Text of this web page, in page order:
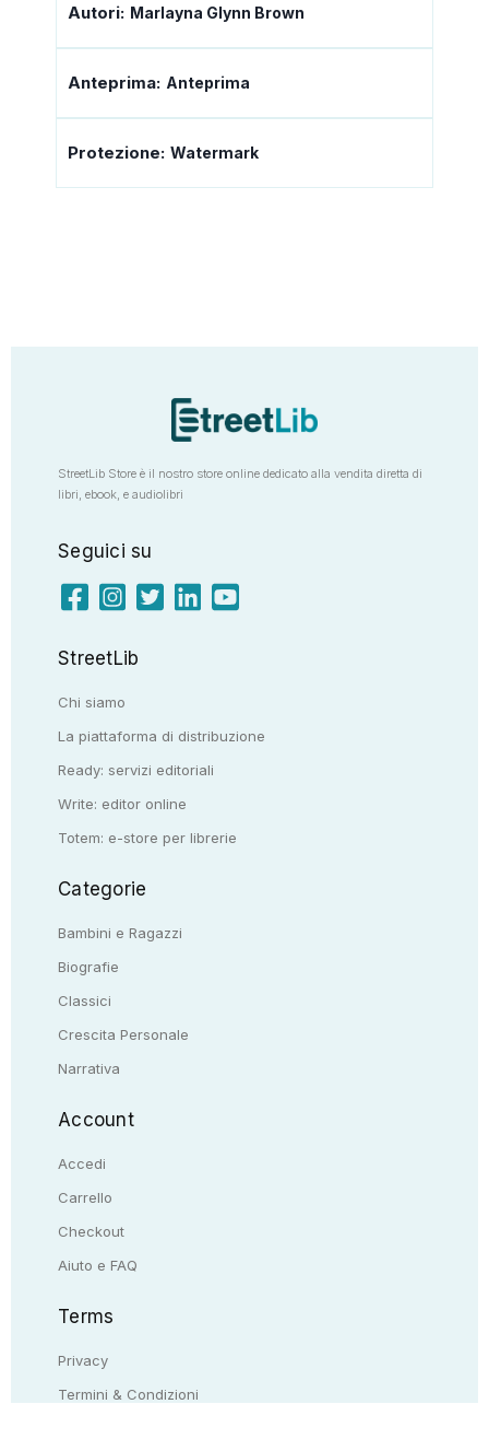
Autori: Marlayna Glynn Brown
Anteprima: Anteprima
Protezione: Watermark
StreetLib Store è il nostro store online dedicato alla vendita diretta di
libri, ebook, e audiolibri
Seguici su
StreetLib
Chi siamo
La piattaforma di distribuzione
Ready: servizi editoriali
Write: editor online
Totem: e-store per librerie
Categorie
Bambini e Ragazzi
Biografie
Classici
Crescita Personale
Narrativa
Account
Accedi
Carrello
Checkout
Aiuto e FAQ
Terms
Privacy
Termini & Condizioni